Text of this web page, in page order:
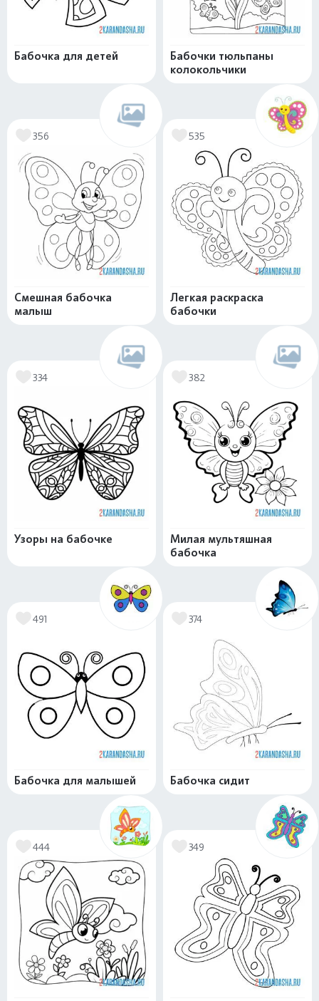
Бабочка для детей
Бабочки тюльпаны
колокольчики
356
Смешная бабочка
малыш
535
Легкая раскраска
бабочки
334
Узоры на бабочке
382
Милая мультяшная
бабочка
491
Бабочка для малышей
374
Бабочка сидит
444 349